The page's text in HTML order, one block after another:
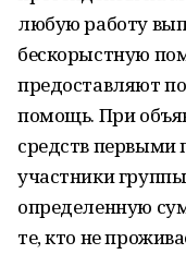
любую работу
бескорыстную
предоставляют
помощь. При
средств первыми
участники
определенную
те, кто не